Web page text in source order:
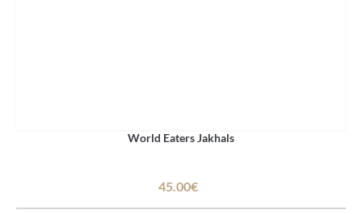
World Eaters Jakhals
45.00€